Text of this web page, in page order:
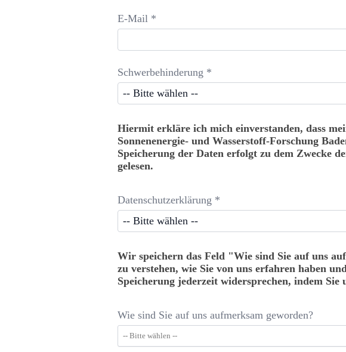
E-Mail *
Schwerbehinderung *
Hiermit erkläre ich mich einverstanden, dass
Sonnenenergie- und Wasserstoff-Forschung
Speicherung der Daten erfolgt zu dem Zwecke
gelesen.
Datenschutzerklärung *
Wir speichern das Feld "Wie sind Sie auf uns
zu verstehen, wie Sie von uns erfahren haben
Speicherung jederzeit widersprechen, indem Sie
Wie sind Sie auf uns aufmerksam geworden?